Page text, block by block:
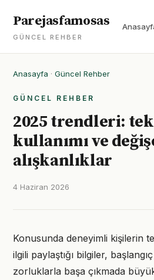
Parejasfamosas
GÜNCEL REHBER
Anasayfa · Güncel Rehber
GÜNCEL REHBER
2025 trendleri:
kullanımı ve
alışkanlıklar
4 Haziran 2026
Konusunda deneyimli kişilerin
ilgili paylaştığı bilgiler,
zorluklarla başa çıkmada